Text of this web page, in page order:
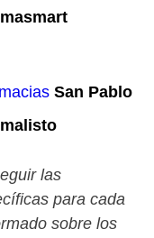
San Pablo
las
para cada
sobre los